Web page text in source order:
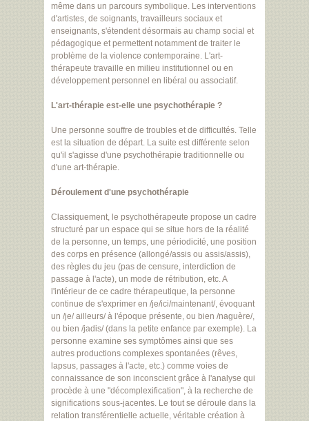
même dans un parcours symbolique. Les interventions
d'artistes, de soignants, travailleurs sociaux et
enseignants, s'étendent désormais au champ social et
pédagogique et permettent notamment de traiter le
problème de la violence contemporaine. L'art-
thérapeute travaille en milieu institutionnel ou en
développement personnel en libéral ou associatif.
L'art-thérapie est-elle une psychothérapie ?
Une personne souffre de troubles et de difficultés. Telle
est la situation de départ. La suite est différente selon
qu'il s'agisse d'une psychothérapie traditionnelle ou
d'une art-thérapie.
Déroulement d'une psychothérapie
Classiquement, le psychothérapeute propose un cadre
structuré par un espace qui se situe hors de la réalité
de la personne, un temps, une périodicité, une position
des corps en présence (allongé/assis ou assis/assis),
des règles du jeu (pas de censure, interdiction de
passage à l'acte), un mode de rétribution, etc. A
l'intérieur de ce cadre thérapeutique, la personne
continue de s'exprimer en /je/ici/maintenant/, évoquant
un /je/ ailleurs/ à l'époque présente, ou bien /naguère/,
ou bien /jadis/ (dans la petite enfance par exemple). La
personne examine ses symptômes ainsi que ses
autres productions complexes spontanées (rêves,
lapsus, passages à l'acte, etc.) comme voies de
connaissance de son inconscient grâce à l'analyse qui
procède à une "décomplexification", à la recherche de
significations sous-jacentes. Le tout se déroule dans la
relation transférentielle actuelle, véritable création à